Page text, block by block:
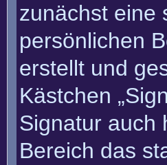
zunächst eine
persönlichen
erstellt und
Kästchen
Signatur auch
Bereich das